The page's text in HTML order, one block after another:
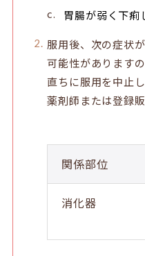
胃腸が弱く下痢
服用後、次の症状
可能性がありますの
直ちに服用を中止
薬剤師または登録
関係部位
消化器